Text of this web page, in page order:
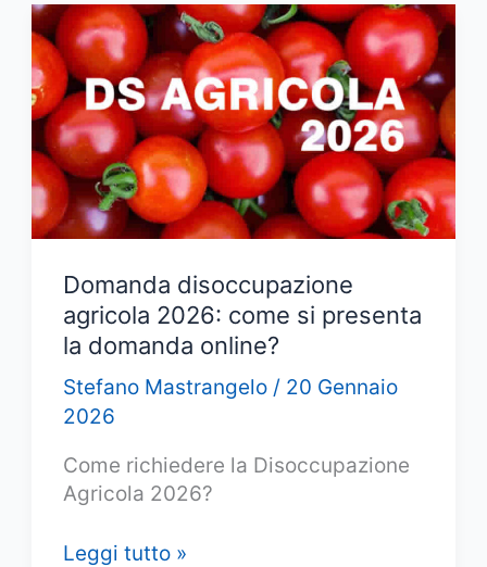
Come
Funziona
la
Pensione
APE
Social
nel
2026?
Domanda disoccupazione
agricola 2026: come si presenta
la domanda online?
Stefano Mastrangelo/ 20 Gennaio
2026
Come richiedere la Disoccupazione
Agricola 2026?
Domanda
Leggi tutto »